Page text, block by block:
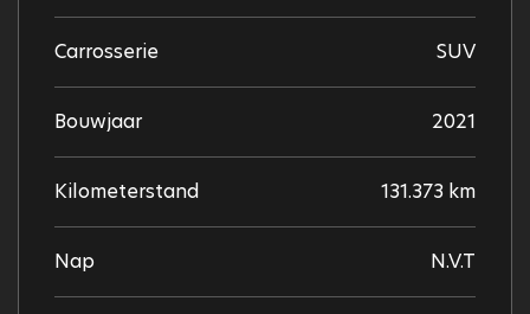
Carrosserie SUV
Bouwjaar 2021
Kilometerstand 131.373 km
Nap N.V.T